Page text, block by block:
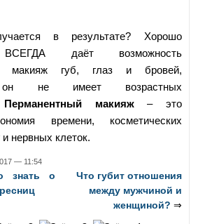
в результате? Хорошо
ВСЕГДА даёт возможность
макияж губ, глаз и бровей,
он не имеет возрастных
Перманентный макияж– это
времени, косметических
и нервных клеток.
— 11:54
знать о
Что губит отношения
между мужчиной и
женщиной? ⇒